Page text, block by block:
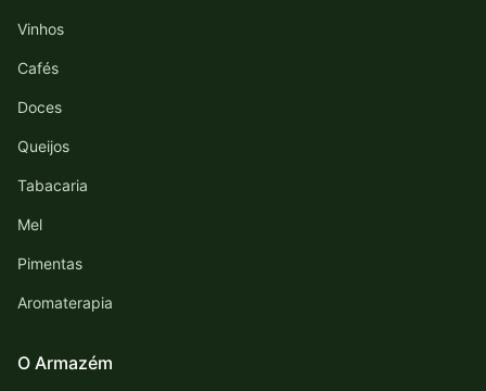
Vinhos
Cafés
Doces
Queijos
Tabacaria
Mel
Pimentas
Aromaterapia
O Armazém